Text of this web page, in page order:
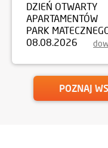
DZIEŃ OTWARTY
APARTAMENTÓW
PARK
08.08.2026
POZNAJ